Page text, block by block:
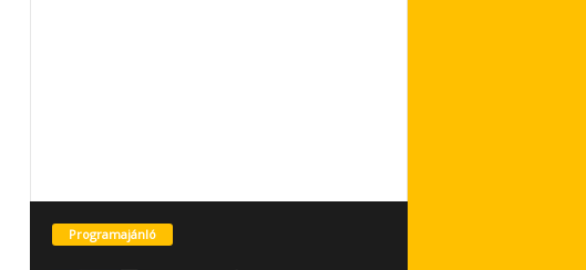
Programajánló